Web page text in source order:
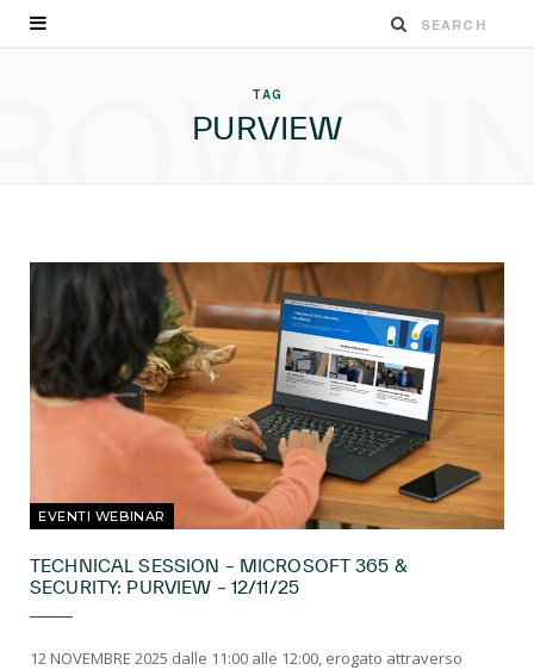
TAG
PURVIEW
EVENTI WEBINAR
TECHNICAL SESSION – MICROSOFT 365 &
SECURITY: PURVIEW – 12/11/25
12 NOVEMBRE 2025 dalle 11:00 alle 12:00, erogato attraverso